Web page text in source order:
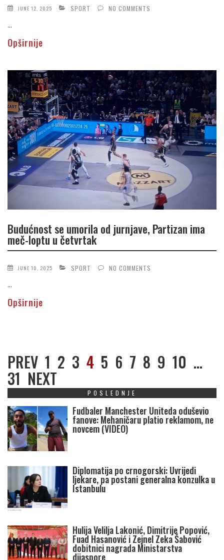
JUNE 12, 2025 SPORT NO COMMENTS
...
Opširnije
Budućnost se umorila od jurnjave, Partizan ima
meč-loptu u četvrtak
JUNE 10, 2025 SPORT NO COMMENTS
...
Opširnije
PREV 1 2 3 4 5 6 7 8 9 10 …
31 NEXT
POSLEDNJE
Fudbaler Manchester Uniteda oduševio
fanove: Mehaničaru platio reklamom, ne
novcem (VIDEO)
Diplomatija po crnogorski: Uvrijedi
ljekare, pa postani generalna konzulka u
Istanbulu
Hulija Velilja Lakonić, Dimitrije Popović,
Fuad Hasanović i Zejnel Zeka Šabović
dobitnici nagrada Ministarstva
dijaspore